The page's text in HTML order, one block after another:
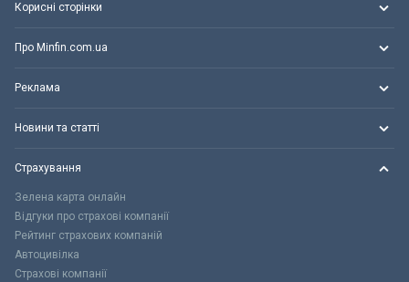
Корисні сторінки
Про Minfin.com.ua
Реклама
Новини та статті
Страхування
Зелена карта онлайн
Відгуки про страхові компанії
Рейтинг страхових компаній
Автоцивілка
Страхові компанії